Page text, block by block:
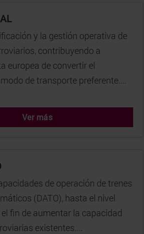
y la gestión operativa de
contribuyendo a
europea de convertir el
de transporte preferente....
Ver más
de operación de trenes
(DATO), hasta el nivel
fin de aumentar la capacidad
existentes....